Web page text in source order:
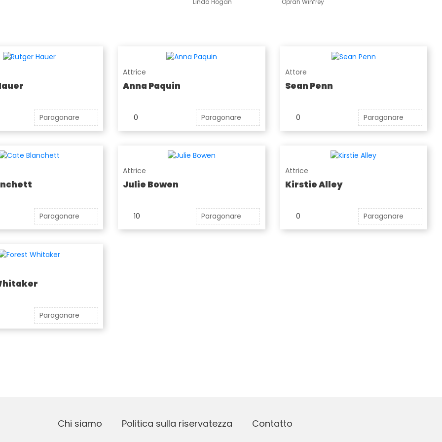
Oprah Winfrey
Linda Hogan
Paragonare
Attrice
Anna Paquin
0 Paragonare
Attore
Sean Penn
0 Paragonare
Paragonare
Attrice
Julie Bowen
10 Paragonare
Attrice
Kirstie Alley
0 Paragonare
Paragonare
Chi siamo Politica sulla riservatezza Contatto